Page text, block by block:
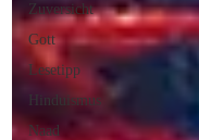
Zuversicht
Gott
Lesetipp
Hinduismus
Naad